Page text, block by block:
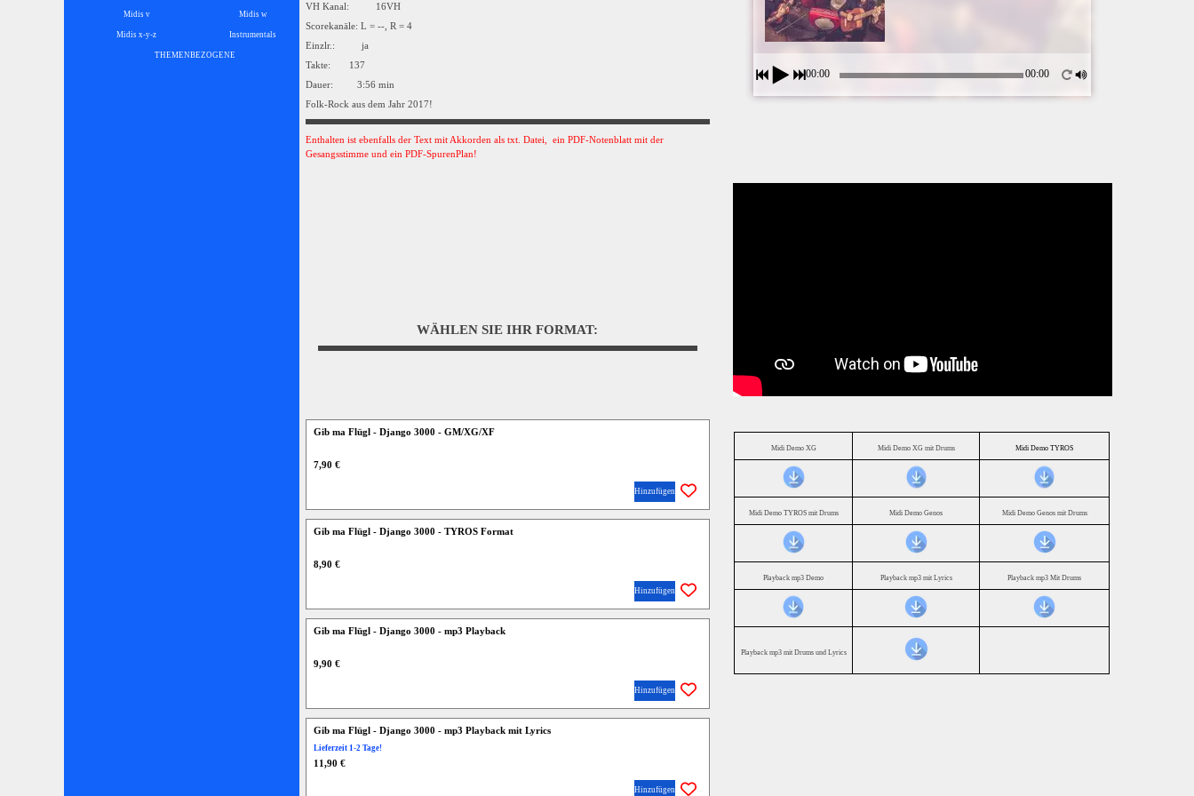
Midis v Midis w
Midis x-y-z Instrumentals
THEMENBEZOGENE
VH Kanal: 16VH
Scorekanäle: L = --, R = 4
Einzlr.: ja
Takte: 137
Dauer: 3:56 min
Folk-Rock aus dem Jahr 2017!
Enthalten ist ebenfalls der Text mit Akkorden als txt. Datei, ein PDF-Notenblatt mit der
Gesangsstimme und ein PDF-SpurenPlan!
00:00 00:00
WÄHLEN SIE IHR FORMAT:
Gib ma Flügl - Django 3000 - GM/XG/XF
7,90 €
Hinzufügen
Gib ma Flügl - Django 3000 - TYROS Format
8,90 €
Hinzufügen
Gib ma Flügl - Django 3000 - mp3 Playback
9,90 €
Hinzufügen
Gib ma Flügl - Django 3000 - mp3 Playback mit Lyrics
Lieferzeit 1-2 Tage!
11,90 €
Hinzufügen
Midi Demo XG Midi Demo XG mit Drums Midi Demo TYROS
Midi Demo TYROS mit Drums Midi Demo Genos Midi Demo Genos mit Drums
Playback mp3 Demo Playback mp3 mit Lyrics Playback mp3 Mit Drums
Playback mp3 mit Drums und Lyrics